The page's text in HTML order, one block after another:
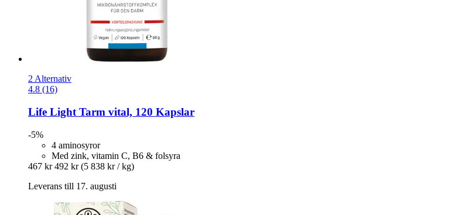
2 Alternativ
4.8 (16)
Life Light Tarm vital, 120 Kapslar
-5%
4 aminosyror
Med zink, vitamin C, B6 & folsyra
467 kr 492 kr (5 838 kr / kg)
Leverans till 17. augusti